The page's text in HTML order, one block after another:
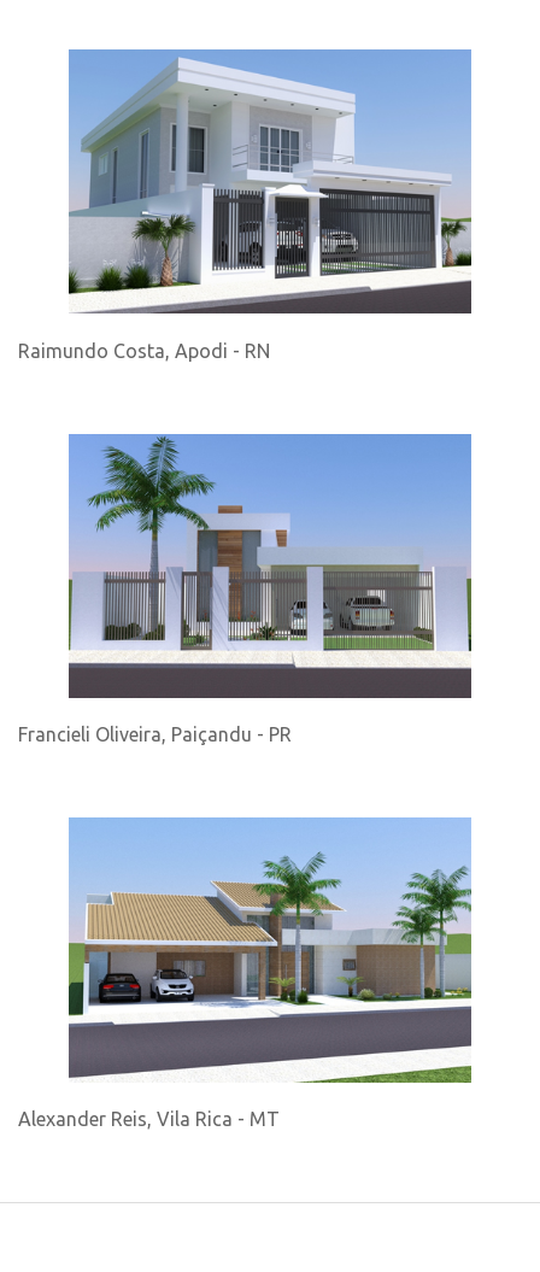
Raimundo Costa, Apodi - RN
Francieli Oliveira, Paiçandu - PR
Alexander Reis, Vila Rica - MT